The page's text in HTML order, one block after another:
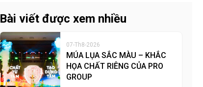
Bài viết được xem nhiều
07-Th8-2026
MÚA LỤA SẮC MÀU – KHẮC
HỌA CHẤT RIÊNG CỦA PRO
GROUP